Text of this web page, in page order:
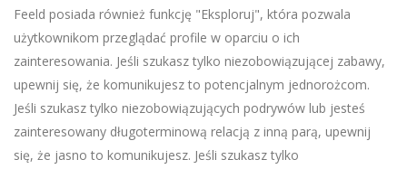
Feeld posiada również funkcję "Eksploruj", która pozwala
użytkownikom przeglądać profile w oparciu o ich
zainteresowania. Jeśli szukasz tylko niezobowiązującej zabawy,
upewnij się, że komunikujesz to potencjalnym jednorożcom.
Jeśli szukasz tylko niezobowiązujących podrywów lub jesteś
zainteresowany długoterminową relacją z inną parą, upewnij
się, że jasno to komunikujesz. Jeśli szukasz tylko